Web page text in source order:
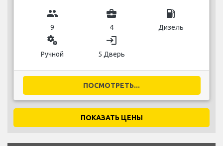
group
9
business_center
4
local_gas_station
Дизель
miscellaneous_services
Ручной
login
5 Дверь
ПОСМОТРЕТЬ...
ПОКАЗАТЬ ЦЕНЫ